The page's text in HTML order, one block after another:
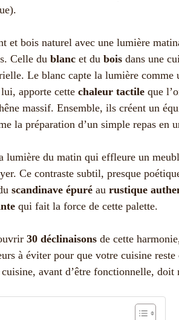
Celle du blanc et du bois dans une
Le blanc capte la lumière
apporte cette chaleur tactile que
massif. Ensemble, ils créent un
la préparation d’un simple repas en
lumière du matin qui effleure un
Ce contraste subtil, presque
scandinave épuré au rustique
qui fait la force de cette palette.
30 déclinaisons de cette
à éviter pour que votre cuisine reste
avant d’être fonctionnelle, doit